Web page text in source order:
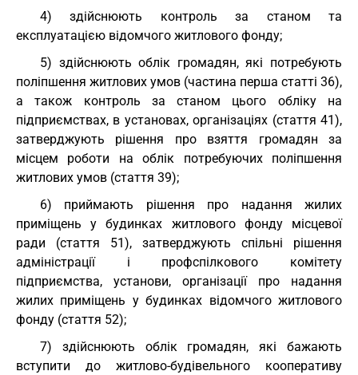
4) здійснюють контроль за станом та
експлуатацією відомчого житлового фонду;
5) здійснюють облік громадян, які потребують
поліпшення житлових умов (частина перша статті 36),
а також контроль за станом цього обліку на
підприємствах, в установах, організаціях (стаття 41),
затверджують рішення про взяття громадян за
місцем роботи на облік потребуючих поліпшення
житлових умов (стаття 39);
6) приймають рішення про надання жилих
приміщень у будинках житлового фонду місцевої
ради (стаття 51), затверджують спільні рішення
адміністрації і профспілкового комітету
підприємства, установи, організації про надання
жилих приміщень у будинках відомчого житлового
фонду (стаття 52);
7) здійснюють облік громадян, які бажають
вступити до житлово-будівельного кооперативу